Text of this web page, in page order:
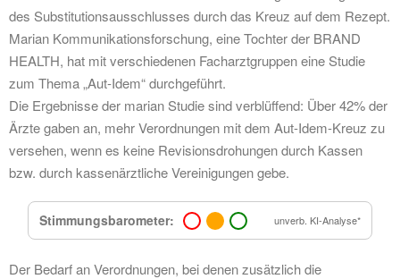
des Substitutionsausschlusses durch das Kreuz auf dem Rezept.
Marian Kommunikationsforschung, eine Tochter der BRAND
HEALTH, hat mit verschiedenen Facharztgruppen eine Studie
zum Thema „Aut-Idem“ durchgeführt.
Die Ergebnisse der marian Studie sind verblüffend: Über 42% der
Ärzte gaben an, mehr Verordnungen mit dem Aut-Idem-Kreuz zu
versehen, wenn es keine Revisionsdrohungen durch Kassen
bzw. durch kassenärztliche Vereinigungen gebe.
Stimmungsbarometer: unverb. KI-Analyse*
Der Bedarf an Verordnungen, bei denen zusätzlich die